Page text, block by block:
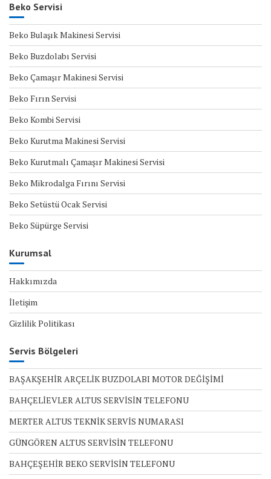
Beko Servisi
Beko Bulaşık Makinesi Servisi
Beko Buzdolabı Servisi
Beko Çamaşır Makinesi Servisi
Beko Fırın Servisi
Beko Kombi Servisi
Beko Kurutma Makinesi Servisi
Beko Kurutmalı Çamaşır Makinesi Servisi
Beko Mikrodalga Fırını Servisi
Beko Setüstü Ocak Servisi
Beko Süpürge Servisi
Kurumsal
Hakkımızda
İletişim
Gizlilik Politikası
Servis Bölgeleri
BAŞAKŞEHİR ARÇELİK BUZDOLABI MOTOR DEĞİŞİMİ
BAHÇELİEVLER ALTUS SERVİSİN TELEFONU
MERTER ALTUS TEKNİK SERVİS NUMARASI
GÜNGÖREN ALTUS SERVİSİN TELEFONU
BAHÇEŞEHİR BEKO SERVİSİN TELEFONU